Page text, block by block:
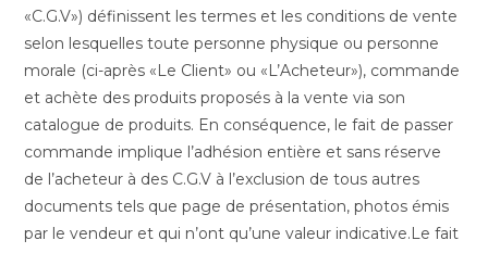
«C.G.V») définissent les termes et les conditions de vente
selon lesquelles toute personne physique ou personne
morale (ci-après «Le Client» ou «L’Acheteur»), commande
et achète des produits proposés à la vente via son
catalogue de produits. En conséquence, le fait de passer
commande implique l’adhésion entière et sans réserve
de l’acheteur à des C.G.V à l’exclusion de tous autres
documents tels que page de présentation, photos émis
par le vendeur et qui n’ont qu’une valeur indicative.Le fait